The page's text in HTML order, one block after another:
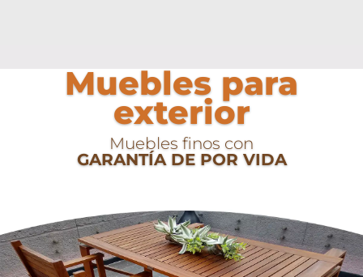
Muebles para
exterior
Muebles finos con
GARANTÍA DE POR VIDA